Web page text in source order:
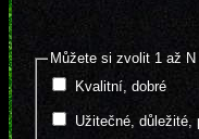
Můžete si zvolit 1 až
Kvalitní, dobré
Užitečné, důležité,